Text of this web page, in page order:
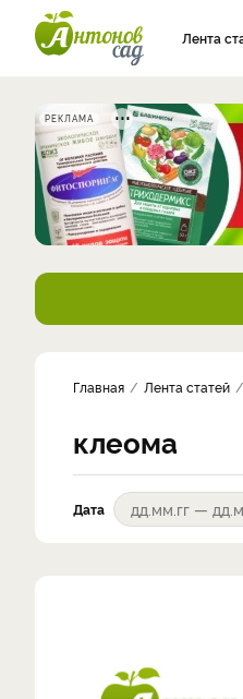
Лента
РЕКЛАМА
Главная Лента статей
клеома
Дата